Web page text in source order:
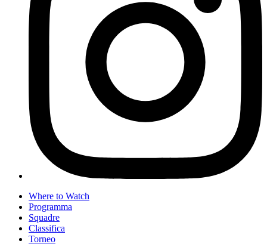
Where to Watch
Programma
Squadre
Classifica
Torneo